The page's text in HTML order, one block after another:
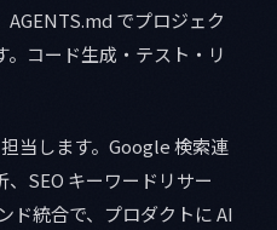
でプロジェク
。コード生成・テスト・リ
当します。Google 検索連
SEO キーワードリサー
ド統合で、プロダクトに AI